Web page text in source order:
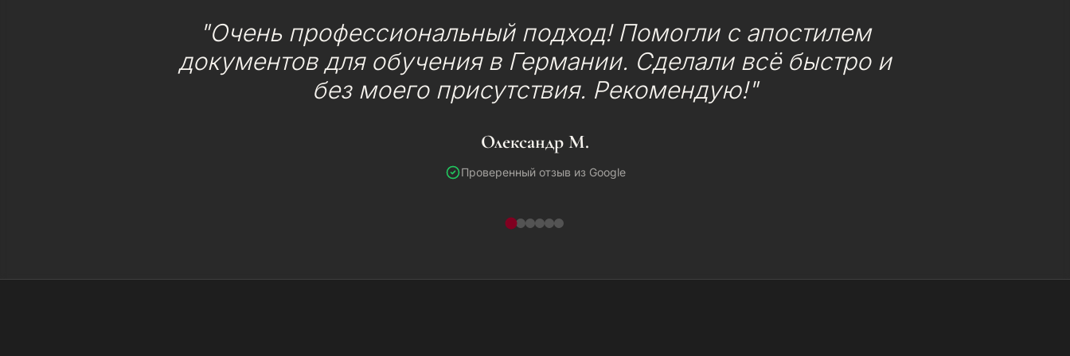
"Очень профессиональный подход! Помогли с апостилем
документов для обучения в Германии. Сделали всё быстро и
без моего присутствия. Рекомендую!"
Олександр М.
Проверенный отзыв из Google